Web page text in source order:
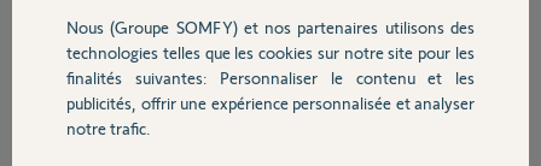
Sécurité
Domotique
OPTIMO ou PRO & SMART
mais RTS ou IO ????
comment les différencier ?
merci de votre aide
Nous (Groupe SOMFY) et nos partenaires utilisons des
technologies telles que les cookies sur notre site pour les
finalités suivantes: Personnaliser le contenu et les
publicités, offrir une expérience personnalisée et analyser
notre trafic.